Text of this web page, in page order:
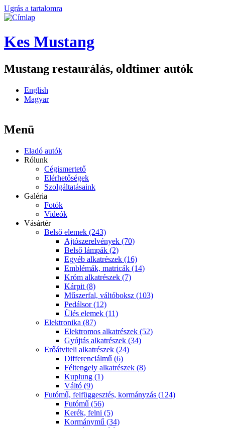
Ugrás a tartalomra
Kes Mustang
Mustang restaurálás, oldtimer autók
English
Magyar
Menü
Eladó autók
Rólunk
Cégismertető
Elérhetőségek
Szolgáltatásaink
Galéria
Fotók
Videók
Vásártér
Belső elemek (243)
Ajtószerelvények (70)
Belső lámpák (2)
Egyéb alkatrészek (16)
Emblémák, matricák (14)
Króm alkatrészek (7)
Kárpit (8)
Műszerfal, váltóboksz (103)
Pedálsor (12)
Ülés elemek (11)
Elektronika (87)
Elektromos alkatrészek (52)
Gyújtás alkatrészek (34)
Erőátviteli alkatrészek (24)
Differenciálmű (6)
Féltengely alkatrészek (8)
Kuplung (1)
Váltó (9)
Futómű, felfüggesztés, kormányzás (124)
Futómű (56)
Kerék, felni (5)
Kormánymű (34)